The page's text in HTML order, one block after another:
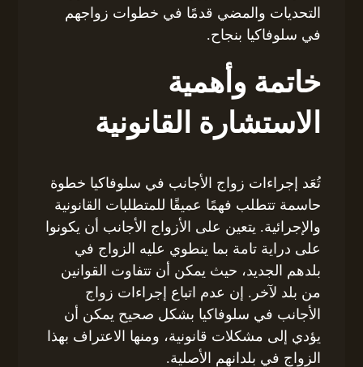
التحديات والمضي قدمًا في خطوات زواجهم
في سلوفاكيا بنجاح.
خاتمة وأهمية
الاستشارة القانونية
تُعَد إجراءات زواج الأجانب في سلوفاكيا خطوة
حاسمة تتطلب فهمًا عميقًا للمتطلبات القانونية
والإجرائية. يتعين على الأزواج الأجانب أن يكونوا
على دراية تامة بما ينطوي عليه الزواج في
بلدهم الجديد، حيث يمكن أن تتفاوت القوانين
من بلد لآخر. إن عدم اتباع إجراءات زواج
الأجانب في سلوفاكيا بشكل صحيح يمكن أن
يؤدي إلى مشكلات قانونية، ومنها الاعتراف بهذا
الزواج في بلدانهم الأصلية.